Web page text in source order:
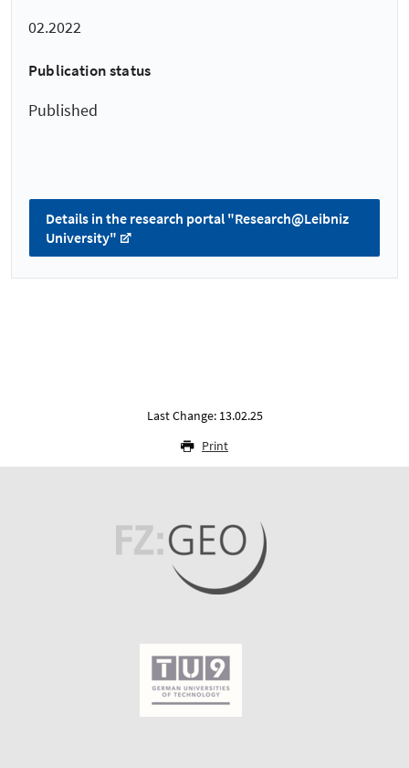
02.2022
Publication status
Published
Details in the research portal "Research@Leibniz
University"
Last Change: 13.02.25
Print